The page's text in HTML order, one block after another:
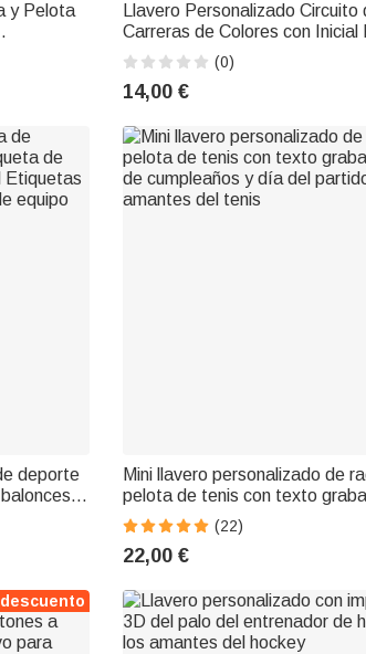
y Pelota
Llavero Personalizado Circuito
Carreras de Colores con Inicial
Navidad Regalo de
Entusiastas del Automóvil
Automovilismo
(0)
14,00 €
deporte
nombre
Mini llavero personalizado de
pelota de tenis con texto
de cumpleaños y día del
amantes del tenis
(22)
22,00 €